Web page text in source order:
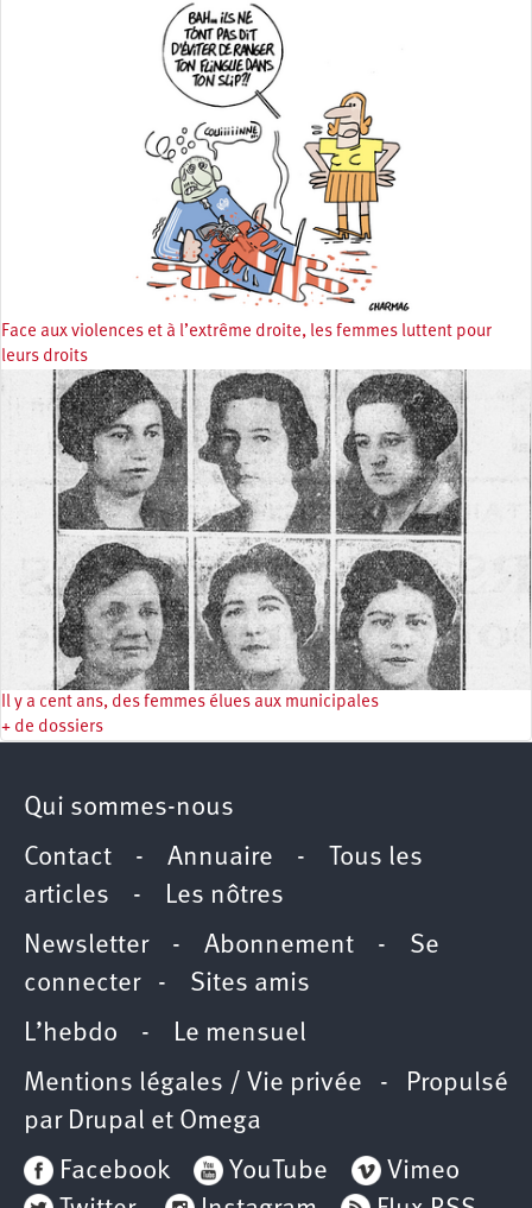
Face aux violences et à l’extrême droite, les femmes luttent pour
leurs droits
Il y a cent ans, des femmes élues aux municipales
+ de dossiers
Qui sommes-nous
Contact - Annuaire -
Tous les
articles - Les nôtres
Newsletter- Abonnement - Se
connecter- Sites amis
L’hebdo - Le mensuel
Mentions légales / Vie privée - Propulsé
par Drupal et Omega
Facebook
YouTube
Vimeo